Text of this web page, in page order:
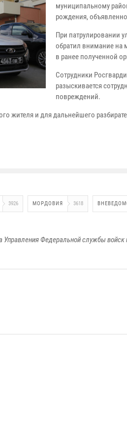
муниципальному
рождения,
При патрулировании
обратил внимание на
в ранее полученной
Сотрудники
разыскивается
повреждений.
жителя и для дальнейшего
3926 МОРДОВИЯ 3618
Управления Федеральной службы